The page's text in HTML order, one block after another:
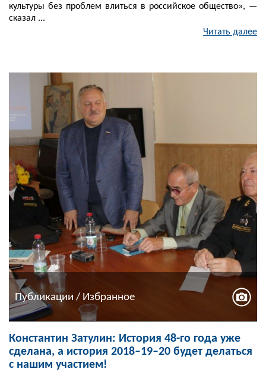
культуры без проблем влиться в российское общество», —
сказал ...
Читать далее
Публикации / Избранное
Константин Затулин: История 48-го года уже
сделана, а история 2018–19–20 будет делаться
с нашим участием!